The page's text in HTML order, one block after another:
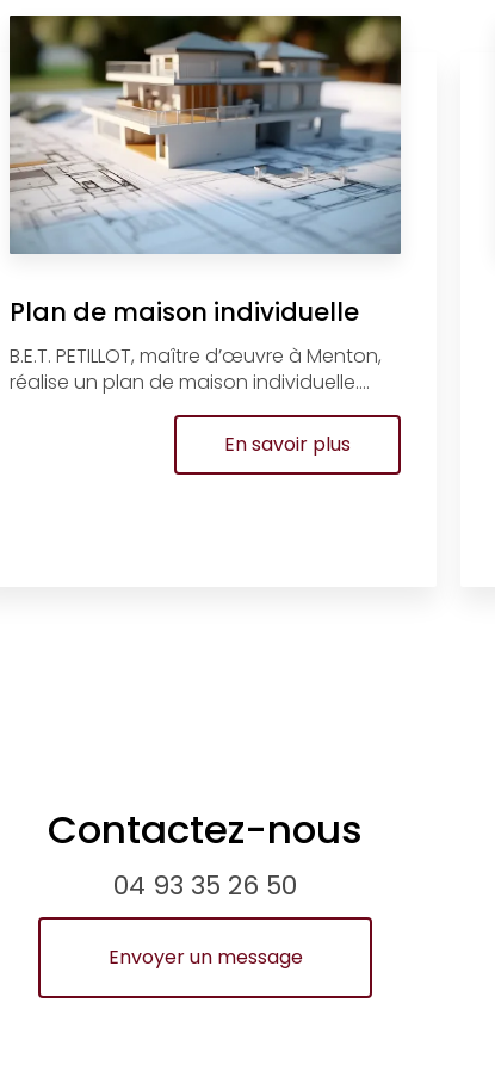
Plan de maison individuelle
B.E.T. PETILLOT, maître d’œuvre à Menton,
réalise un plan de maison individuelle....
En savoir plus
Contactez-nous
04 93 35 26 50
Envoyer un message